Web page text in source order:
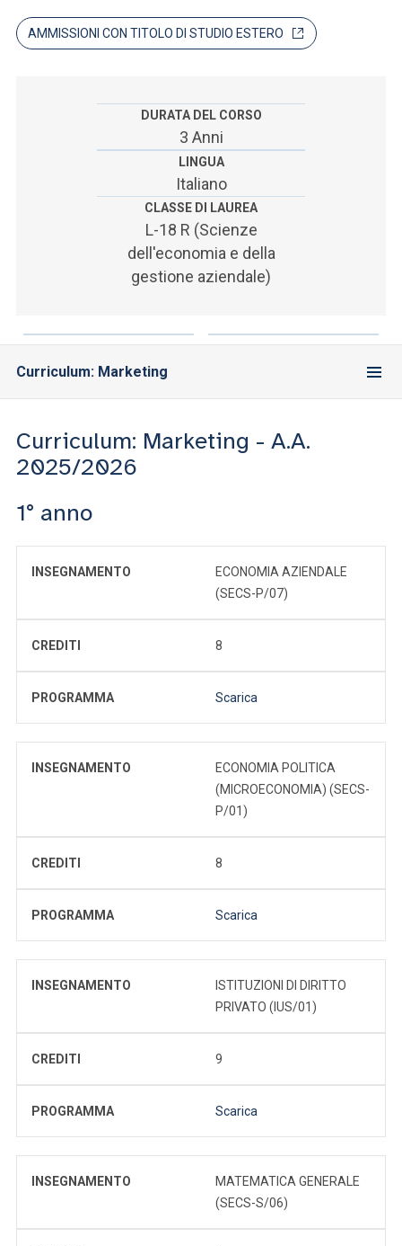
SEI UN DOCENTE O UN MEMBRO DELLO STAFF
AMMISSIONI CON TITOLO DI STUDIO ESTERO
DURATA DEL CORSO
3 Anni
LINGUA
Italiano
CLASSE DI LAUREA
L-18 R (Scienze
dell'economia e della
gestione aziendale)
Curriculum: Marketing
Curriculum: Marketing - A.A.
2025/2026
1° anno
INSEGNAMENTO
ECONOMIA AZIENDALE
(SECS-P/07)
CREDITI 8
PROGRAMMA Scarica
INSEGNAMENTO
ECONOMIA POLITICA
(MICROECONOMIA) (SECS-
P/01)
CREDITI 8
PROGRAMMA Scarica
INSEGNAMENTO
ISTITUZIONI DI DIRITTO
PRIVATO (IUS/01)
CREDITI 9
PROGRAMMA Scarica
INSEGNAMENTO
MATEMATICA GENERALE
(SECS-S/06)